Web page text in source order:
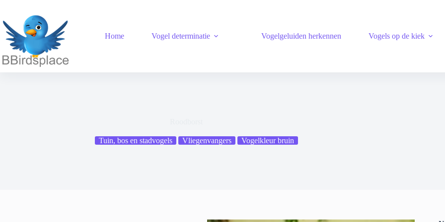
de
inhoud
Home Vogel determinatie Vogelgeluiden herkennen Vogels op de kiek
Tuin, bos en stadvogels Vliegenvangers Vogelkleur bruin